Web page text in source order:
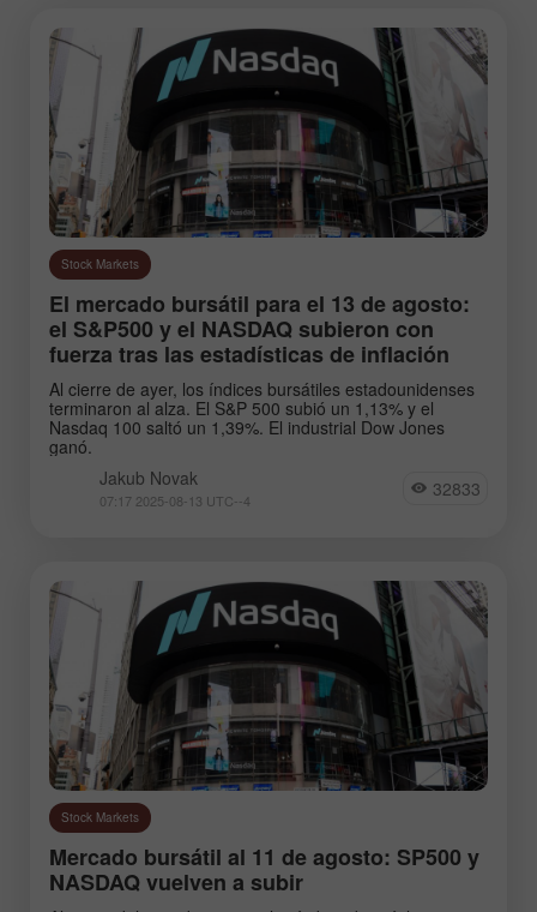
Trading plan
Trend line
Wave analysis
Instruments:
EURUSD
USDCHF
USDCAD
USDJPY
AUDUSD
GBPJPY
EURGBP
EURJPY
NZDUSD
Gold
Go to the list of analysts
Novak Jakub
Stock Markets
El mercado bursátil para el 13 de agosto:
el S&P500 y el NASDAQ subieron con
fuerza tras las estadísticas de inflación
Al cierre de ayer, los índices bursátiles estadounidenses
terminaron al alza. El S&P 500 subió un 1,13% y el
Nasdaq 100 saltó un 1,39%. El industrial Dow Jones
ganó.
Jakub Novak
07:17 2025-08-13 UTC--4 32833
Stock Markets
Mercado bursátil al 11 de agosto: SP500 y
NASDAQ vuelven a subir